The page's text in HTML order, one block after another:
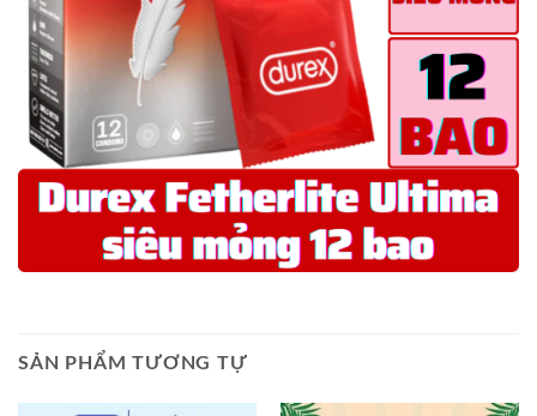
SẢN PHẨM TƯƠNG TỰ